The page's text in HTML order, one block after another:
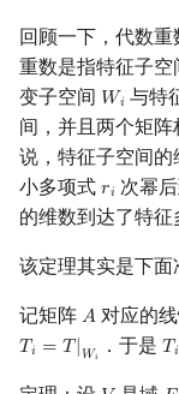
回顾一下，代数
重数是指特征子空
变子空间 𝑊𝑖
Wi 与特
间，并且两个矩
说，特征子空间
小多项式 𝑟𝑖
ri 次幂
的维数到达了特征
该定理其实是下面
记矩阵 𝐴
A 对应的
𝑇𝑖 = 𝑇 |𝑊𝑖
Ti=T| W i ．于是𝑇𝑖
Ti